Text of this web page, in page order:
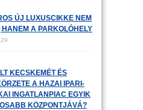
ÚJ LUXUSCIKKE NEM
A PARKOLÓHELY
KECSKEMÉT ÉS
A HAZAI IPARI-
INGATLANPIAC EGYIK
KÖZPONTJÁVÁ?